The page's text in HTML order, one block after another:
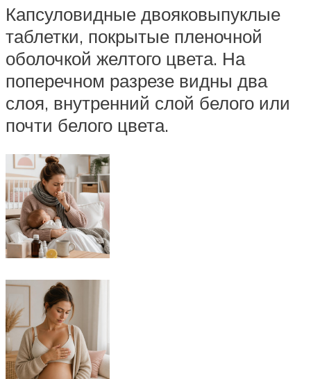
Капсуловидные двояковыпуклые
таблетки, покрытые пленочной
оболочкой желтого цвета. На
поперечном разрезе видны два
слоя, внутренний слой белого или
почти белого цвета.